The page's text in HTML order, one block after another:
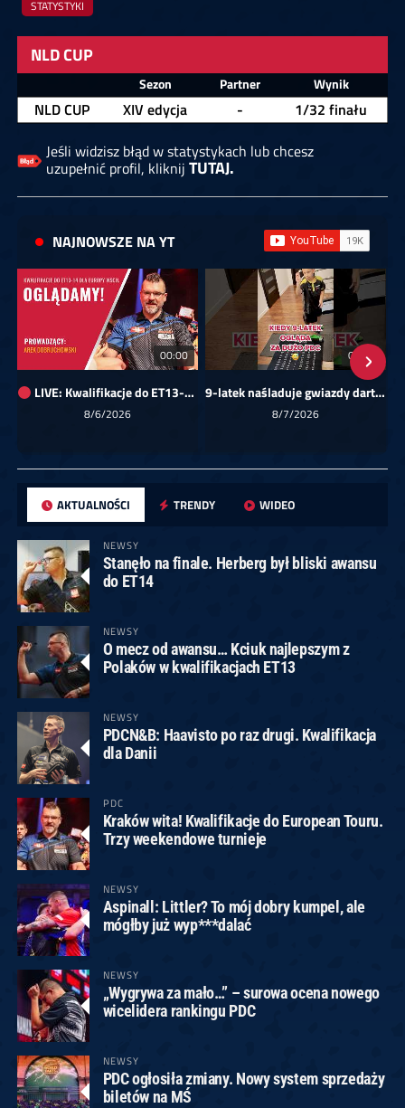
STATYSTYKI
NLD CUP
Sezon Partner Wynik
NLD CUP XIV edycja -
1/32 finału
Jeśli widzisz błąd w statystykach lub chcesz
uzupełnić profil, kliknijTUTAJ.
NAJNOWSZE NA YT
00:00
LIVE: Kwalifikacje do ET13-14 dla Europy Wschodniej
8/6/2026
01:08
9-latek naśladuje gwiazdy darta!
8/7/2026
AKTUALNOŚCI TRENDY WIDEO
NEWSY
Stanęło na finale. Herberg był bliski awansu
do ET14
NEWSY
O mecz od awansu… Kciuk najlepszym z
Polaków w kwalifikacjach ET13
NEWSY
PDCN&B: Haavisto po raz drugi. Kwalifikacja
dla Danii
PDC
Kraków wita! Kwalifikacje do European Touru.
Trzy weekendowe turnieje
NEWSY
Aspinall: Littler? To mój dobry kumpel, ale
mógłby już wyp***dalać
NEWSY
„Wygrywa za mało…” – surowa ocena nowego
wicelidera rankingu PDC
NEWSY
PDC ogłosiła zmiany. Nowy system sprzedaży
biletów na MŚ